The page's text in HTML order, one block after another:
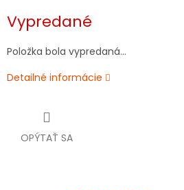
Vypredané
Položka bola vypredaná…
Detailné informácie
OPÝTAŤ SA